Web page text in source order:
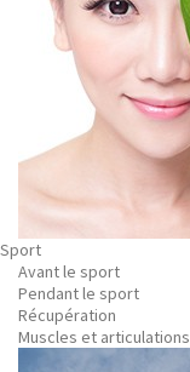
Sport
Avant le sport
Pendant le sport
Récupération
Muscles et articulations